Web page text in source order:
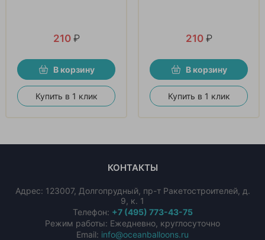
210 ₽
В корзину
Купить в 1 клик
210 ₽
В корзину
Купить в 1 клик
КОНТАКТЫ
Адрес: 123007, Долгопрудный, пр-т Ракетостроителей, д.
9, к. 1
Телефон: +7 (495) 773-43-75
Режим работы: Ежедневно, круглосуточно
Email: info@oceanballoons.ru